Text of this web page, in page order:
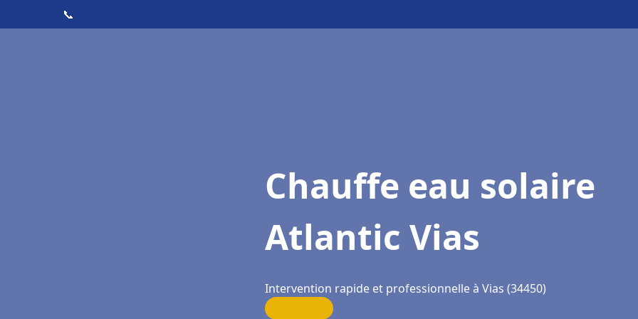
📞
Chauffe eau solaire
Atlantic Vias
Intervention rapide et professionnelle à Vias (34450)